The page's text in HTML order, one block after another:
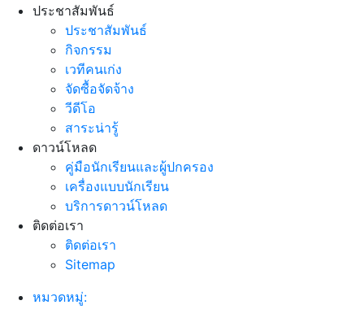
ประชาสัมพันธ์
ประชาสัมพันธ์
กิจกรรม
เวทีคนเก่ง
จัดซื้อจัดจ้าง
วีดีโอ
สาระน่ารู้
ดาวน์โหลด
คู่มือนักเรียนและผู้ปกครอง
เครื่องแบบนักเรียน
บริการดาวน์โหลด
ติดต่อเรา
ติดต่อเรา
Sitemap
หมวดหมู่: